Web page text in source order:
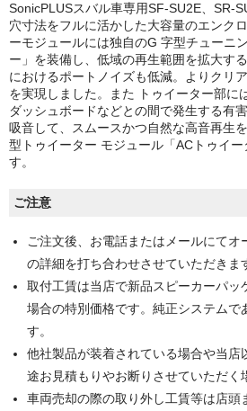
SonicPLUSスバル車専用SF-SU2E、SR-
穴寸法をフルに活かした大容量のエンク
ーモジュールには独自のG 字型チューニ
ー」を装備し、低域の再生範囲を拡大す
におけるポートノイズも低減。よりクリ
を実現しました。また トゥイーター部に
ダッシュボードなどとの間で発生する有
吸音して、スムースかつ自然な高音再生
型トゥイーター モジュール「ACトゥイー
す。
ご注意
ご注文後、お電話またはメールにて
の詳細を打ち合わせさせていただきま
取付工賃は当店で新品スピーカーパッ
場合の特別価格です。純正システムで
す。
他社製品が装着されている場合や当店
途お見積もりやお断りさせていただく
車両売却の際の取り外し工賃等は店頭